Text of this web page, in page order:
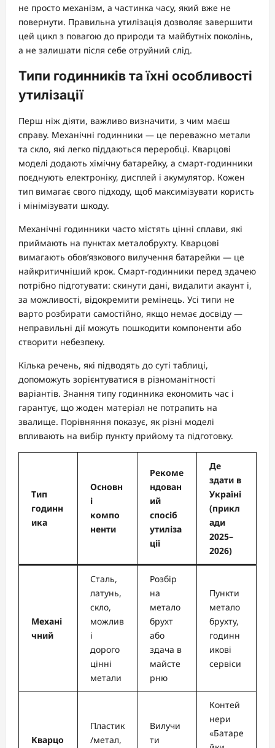
не просто механізм, а частинка часу, який вже не
повернути. Правильна утилізація дозволяє завершити
цей цикл з повагою до природи та майбутніх поколінь,
а не залишати після себе отруйний слід.
Типи годинників та їхні особливості
утилізації
Перш ніж діяти, важливо визначити, з чим маєш
справу. Механічні годинники — це переважно метали
та скло, які легко піддаються переробці. Кварцові
моделі додають хімічну батарейку, а смарт-годинники
поєднують електроніку, дисплей і акумулятор. Кожен
тип вимагає свого підходу, щоб максимізувати користь
і мінімізувати шкоду.
Механічні годинники часто містять цінні сплави, які
приймають на пунктах металобрухту. Кварцові
вимагають обов’язкового вилучення батарейки — це
найкритичніший крок. Смарт-годинники перед здачею
потрібно підготувати: скинути дані, видалити акаунт і,
за можливості, відокремити ремінець. Усі типи не
варто розбирати самостійно, якщо немає досвіду —
неправильні дії можуть пошкодити компоненти або
створити небезпеку.
Кілька речень, які підводять до суті таблиці,
допоможуть зорієнтуватися в різноманітності
варіантів. Знання типу годинника економить час і
гарантує, що жоден матеріал не потрапить на
звалище. Порівняння показує, як різні моделі
впливають на вибір пункту прийому та підготовку.
Тип
годинн
ика
Основн
і
компо
ненти
Рекоме
ндован
ий
спосіб
утиліза
ції
Де
здати в
Україні
(прикл
ади
2025–
2026)
Механі
чний
Сталь,
латунь,
скло,
можлив
і
дорого
цінні
метали
Розбір
на
метало
брухт
або
здача в
майсте
рню
Пункти
метало
брухту,
годинн
икові
сервіси
Кварцо
Пластик
/метал,
Вилучи
ти
Контей
нери
«Батаре